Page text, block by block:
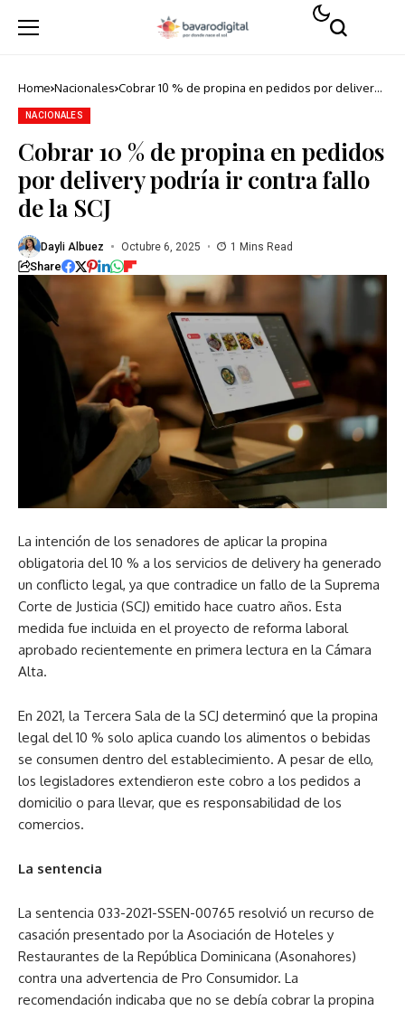
Home Nacionales Cobrar 10 % de propina en pedidos por delivery
NACIONALES
Cobrar 10 % de propina en pedidos
por delivery podría ir contra fallo
de la SCJ
Dayli Albuez Octubre 6, 2025 1 Mins Read
Share
La intención de los senadores de aplicar la propina
obligatoria del 10 % a los servicios de delivery ha generado
un conflicto legal, ya que contradice un fallo de la Suprema
Corte de Justicia (SCJ) emitido hace cuatro años. Esta
medida fue incluida en el proyecto de reforma laboral
aprobado recientemente en primera lectura en la Cámara
Alta.
En 2021, la Tercera Sala de la SCJ determinó que la propina
legal del 10 % solo aplica cuando los alimentos o bebidas
se consumen dentro del establecimiento. A pesar de ello,
los legisladores extendieron este cobro a los pedidos a
domicilio o para llevar, que es responsabilidad de los
comercios.
La sentencia
La sentencia 033-2021-SSEN-00765 resolvió un recurso de
casación presentado por la Asociación de Hoteles y
Restaurantes de la República Dominicana (Asonahores)
contra una advertencia de Pro Consumidor. La
recomendación indicaba que no se debía cobrar la propina